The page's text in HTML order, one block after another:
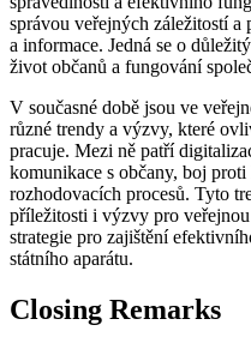
správou veřejných záležitostí a
a informace. Jedná se o
život občanů a fungování
V současné době jsou ve
různé trendy a výzvy, které
pracuje. Mezi ně patří
komunikace s občany, boj
rozhodovacích procesů. Tyto
příležitosti i výzvy pro
strategie pro zajištění
státního aparátu.
Closing Remarks